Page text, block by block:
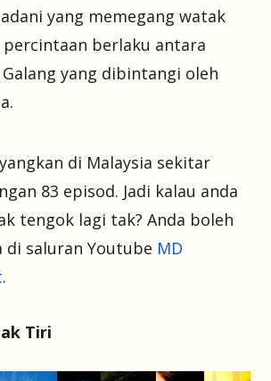
yang memegang watak
percintaan berlaku antara
yang dibintangi oleh
di Malaysia sekitar
83 episod. Jadi kalau anda
tengok lagi tak? Anda boleh
saluran Youtube MD
.
Tiri